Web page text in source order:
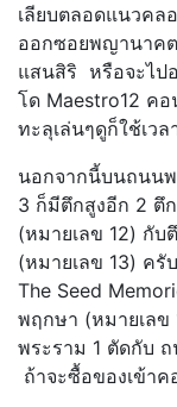
เลียบตลอดแนวค
ออกซอยพญานาคต
แสนสิริ หรือจะไป
โด Maestro12 คอ
ทะลุเล่นๆดูก็ใช้เว
นอกจากนี้บนถนนพ
3 ก็มีตึกสูงอีก 2 ตึ
(หมายเลข 12) กับ
(หมายเลข 13) ค
The Seed
พฤกษา (หมายเลข
พระราม 1 ตัดกับ
ถ้าจะซื้อของเข้า